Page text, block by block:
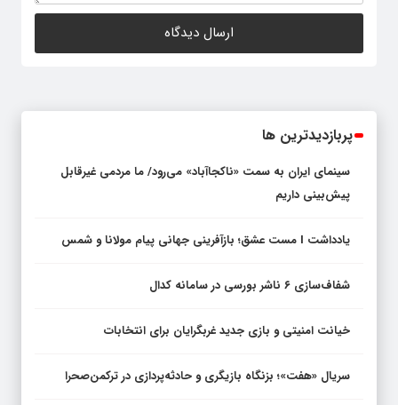
پربازدیدترین ها
سینمای ایران به سمت «ناکجاآباد» می‌رود/ ما مردمی غیرقابل
پیش‌بینی داریم
یادداشت I مست عشق؛ بازآفرینی جهانی پیام مولانا و شمس
شفاف‌سازی ۶ ناشر بورسی در سامانه کدال
خیانت امنیتی و بازی جدید غربگرایان برای انتخابات
سریال «هفت»؛ بزنگاه بازیگری و حادثه‌پردازی در ترکمن‌صحرا